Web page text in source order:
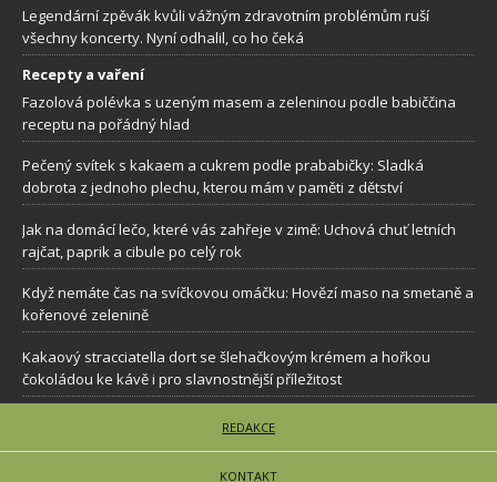
Legendární zpěvák kvůli vážným zdravotním problémům ruší
všechny koncerty. Nyní odhalil, co ho čeká
Recepty a vaření
Fazolová polévka s uzeným masem a zeleninou podle babiččina
receptu na pořádný hlad
Pečený svítek s kakaem a cukrem podle prababičky: Sladká
dobrota z jednoho plechu, kterou mám v paměti z dětství
Jak na domácí lečo, které vás zahřeje v zimě: Uchová chuť letních
rajčat, paprik a cibule po celý rok
Když nemáte čas na svíčkovou omáčku: Hovězí maso na smetaně a
kořenové zelenině
Kakaový stracciatella dort se šlehačkovým krémem a hořkou
čokoládou ke kávě i pro slavnostnější příležitost
REDAKCE
KONTAKT